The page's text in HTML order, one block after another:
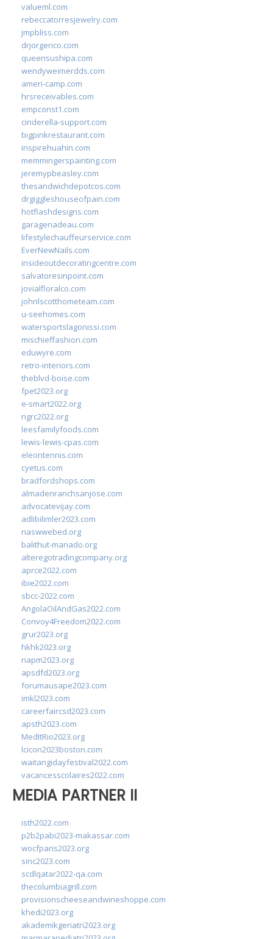
valueml.com
rebeccatorresjewelry.com
jmpbliss.com
drjorgerico.com
queensushipa.com
wendyweimerdds.com
ameri-camp.com
hrsreceivables.com
empconst1.com
cinderella-support.com
bigpinkrestaurant.com
inspirehuahin.com
memmingerspainting.com
jeremypbeasley.com
thesandwichdepotcos.com
drgiggleshouseofpain.com
hotflashdesigns.com
garagenadeau.com
lifestylechauffeurservice.com
EverNewNails.com
insideoutdecoratingcentre.com
salvatoresinpoint.com
jovialfloralco.com
johnlscotthometeam.com
u-seehomes.com
watersportslagonissi.com
mischieffashion.com
eduwyre.com
retro-interiors.com
theblvd-boise.com
fpet2023.org
e-smart2022.org
ngrc2022.org
leesfamilyfoods.com
lewis-lewis-cpas.com
eleontennis.com
cyetus.com
bradfordshops.com
almadenranchsanjose.com
advocatevijay.com
adlibilimler2023.com
naswwebed.org
balithut-manado.org
alteregotradingcompany.org
aprce2022.com
ibie2022.com
sbcc-2022.com
AngolaOilAndGas2022.com
Convoy4Freedom2022.com
grur2023.org
hkhk2023.org
napm2023.org
apsdfd2023.org
forumausape2023.com
imkl2023.com
careerfaircsd2023.com
apsth2023.com
MedItRio2023.org
lcicon2023boston.com
waitangidayfestival2022.com
vacancesscolaires2022.com
MEDIA PARTNER II
isth2022.com
p2b2pabi2023-makassar.com
wocfparis2023.org
sinc2023.com
scdlqatar2022-qa.com
thecolumbiagrill.com
provisionscheeseandwineshoppe.com
khedi2023.org
akademikgeriatri2023.org